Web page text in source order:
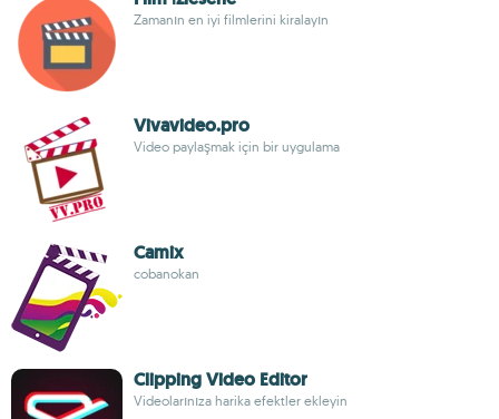
Zamanın en iyi filmlerini kiralayın
Vivavideo.pro
Video paylaşmak için bir uygulama
Camix
cobanokan
Clipping Video Editor
Videolarınıza harika efektler ekleyin